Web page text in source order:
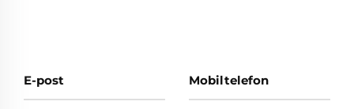
E-post Mobiltelefon